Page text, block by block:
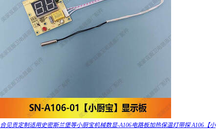
合见贡定制适用史密斯兰堡等小厨宝机械数显-A106电路板加热保温灯带探 A106【小